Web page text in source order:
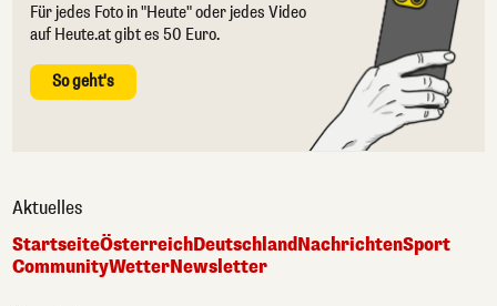
Für jedes Foto in "Heute" oder jedes Video
auf Heute.at gibt es 50 Euro.
So geht's
Aktuelles
StartseiteÖsterreichDeutschlandNachrichtenSport
CommunityWetterNewsletter